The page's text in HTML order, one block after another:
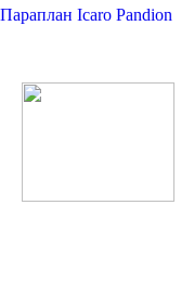
Параплан Icaro Pandion